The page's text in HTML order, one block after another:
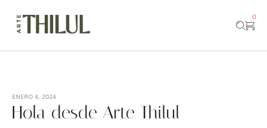
0
ENERO 4, 2024
Hola desde Arte Thilul